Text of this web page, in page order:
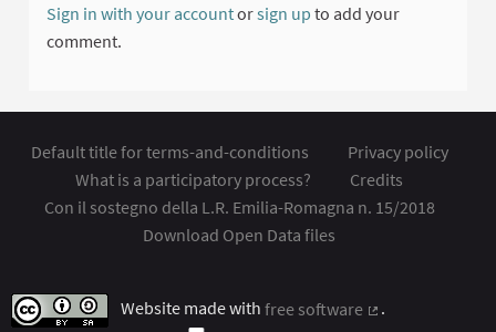
Sign in with your accountorsign up to add your
comment.
Default title for terms-and-conditions
Privacy policy
What is a participatory process?
Credits
Con il sostegno della L.R. Emilia-Romagna n. 15/2018
Download Open Data files
Website made with free software
.